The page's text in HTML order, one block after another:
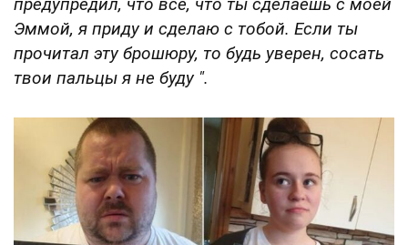
Эммой, я приду и сделаю с тобой. Если ты
прочитал эту брошюру, то будь уверен, сосать
твои пальцы я не буду ".